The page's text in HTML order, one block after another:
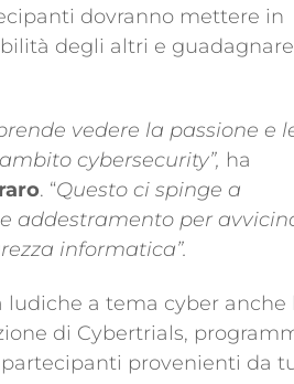
dovranno mettere in
degli altri e
vedere la passione e
cybersecurity”, ha
. “Questo ci spinge a
addestramento per
informatica”.
a tema cyber anche
di Cybertrials,
provenienti da